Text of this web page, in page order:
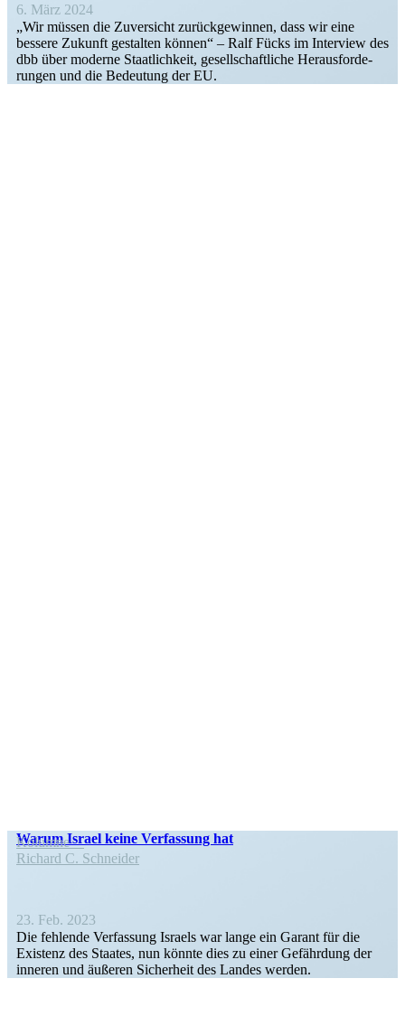
6. März 2024
„Wir müssen die Zuver­sicht zurück­ge­winnen, dass wir eine
bessere Zukunft gestalten können“ – Ralf Fücks im Interview des
dbb über moderne Staat­lichkeit, gesell­schaft­liche Heraus­for­de­
rungen und die Bedeutung der EU.
Warum Israel keine Verfassung hat
Kolumne
Richard C. Schneider
23. Feb. 2023
Die fehlende Verfassung Israels war lange ein Garant für die
Existenz des Staates, nun könnte dies zu einer Gefährdung der
inneren und äußeren Sicherheit des Landes werden.